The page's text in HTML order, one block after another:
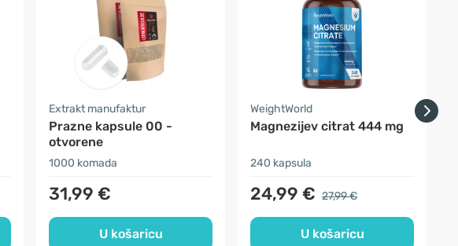
Extrakt manufaktur
Prazne kapsule 00 -
otvorene
1000 komada
31,99 €
U košaricu
WeightWorld
Magnezijev citrat 444 mg
240 kapsula
24,99 € 27,99 €
U košaricu